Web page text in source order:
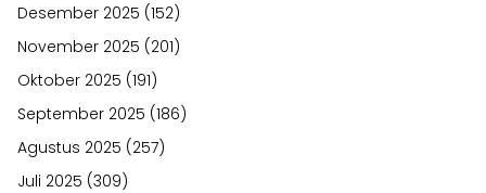
Desember 2025 (152)
November 2025 (201)
Oktober 2025 (191)
September 2025 (186)
Agustus 2025 (257)
Juli 2025 (309)